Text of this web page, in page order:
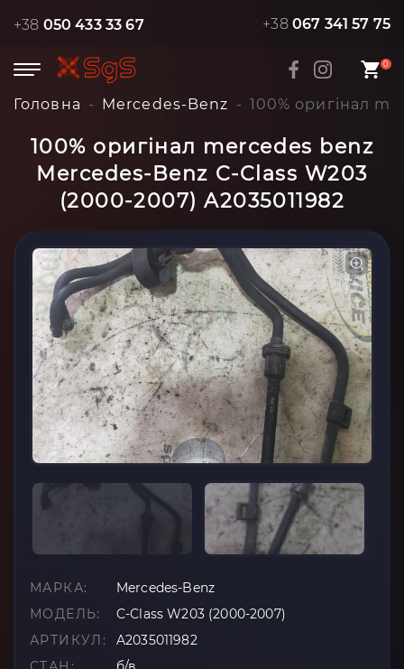
+38 050 433 33 67 +38 067 341 57 75
0
Головна Mercedes-Benz 100% оригінал
100% оригінал mercedes benz
Mercedes-Benz C-Class W203
(2000-2007) A2035011982
МАРКА:
Mercedes-Benz
МОДЕЛЬ:
C-Class W203 (2000-2007)
АРТИКУЛ:
A2035011982